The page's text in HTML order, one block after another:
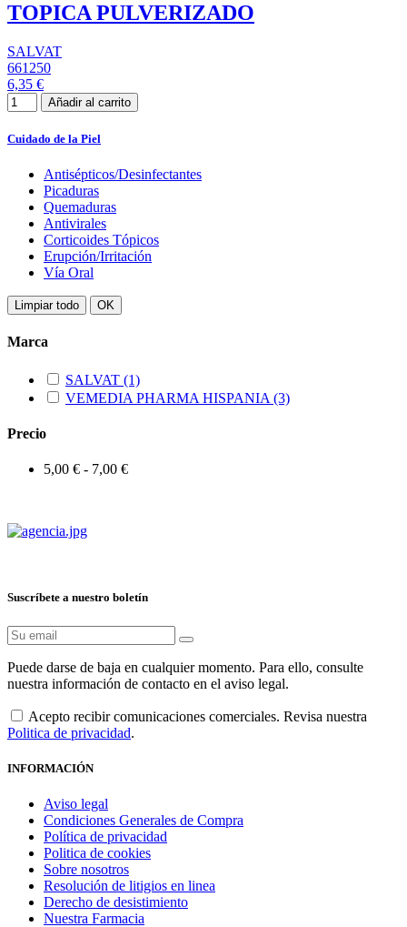
TOPICA PULVERIZADO
SALVAT
661250
6,35 €
Añadir al carrito
Cuidado de la Piel
Antisépticos/Desinfectantes
Picaduras
Quemaduras
Antivirales
Corticoides Tópicos
Erupción/Irritación
Vía Oral
Limpiar todo OK
Marca
SALVAT (1)
VEMEDIA PHARMA HISPANIA (3)
Precio
5,00 € - 7,00 €
Suscríbete a nuestro boletín
Puede darse de baja en cualquier momento. Para ello, consulte
nuestra información de contacto en el aviso legal.
Acepto recibir comunicaciones comerciales. Revisa nuestra
Politica de privacidad.
INFORMACIÓN
Aviso legal
Condiciones Generales de Compra
Política de privacidad
Politica de cookies
Sobre nosotros
Resolución de litigios en linea
Derecho de desistimiento
Nuestra Farmacia